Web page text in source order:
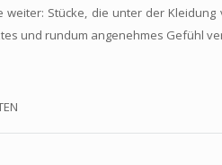
weiter: Stücke, die unter der
und rundum angenehmes Gefühl